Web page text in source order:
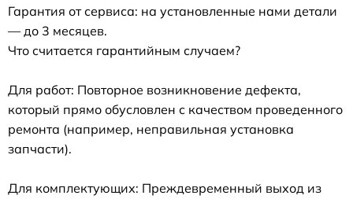
Гарантия от сервиса: на установленные нами детали
— до 3 месяцев.
Что считается гарантийным случаем?
Для работ: Повторное возникновение дефекта,
который прямо обусловлен с качеством проведенного
ремонта (например, неправильная установка
запчасти).
Для комплектующих: Преждевременный выход из